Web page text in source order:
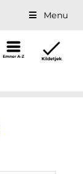
Menu